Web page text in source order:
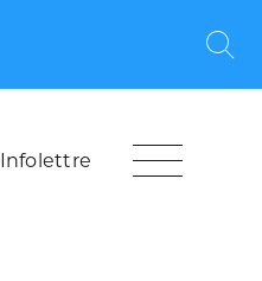
Infolettre